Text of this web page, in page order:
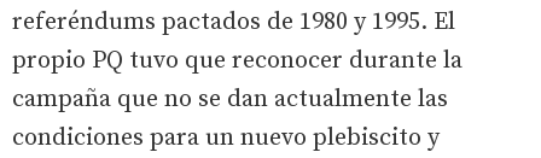
referéndums pactados de 1980 y 1995. El
propio PQ tuvo que reconocer durante la
campaña que no se dan actualmente las
condiciones para un nuevo plebiscito y